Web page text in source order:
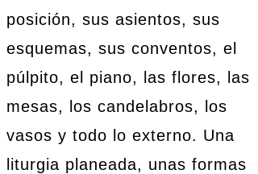
posición, sus asientos, sus
esquemas, sus conventos, el
púlpito, el piano, las flores, las
mesas, los candelabros, los
vasos y todo lo externo. Una
liturgia planeada, unas formas